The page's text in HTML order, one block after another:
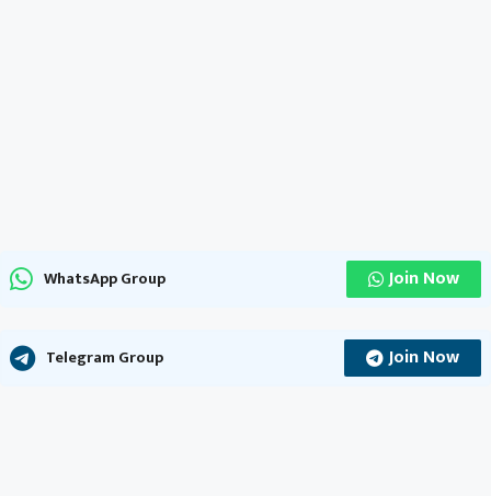
WhatsApp Group Join Now
Telegram Group Join Now